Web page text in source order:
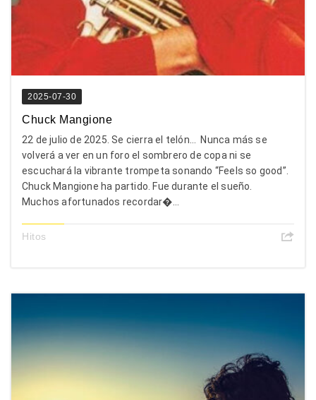
2025-07-30
Chuck Mangione
22 de julio de 2025. Se cierra el telón… Nunca más se
volverá a ver en un foro el sombrero de copa ni se
escuchará la vibrante trompeta sonando “Feels so good”.
Chuck Mangione ha partido. Fue durante el sueño.
Muchos afortunados recordar�...
Hitos